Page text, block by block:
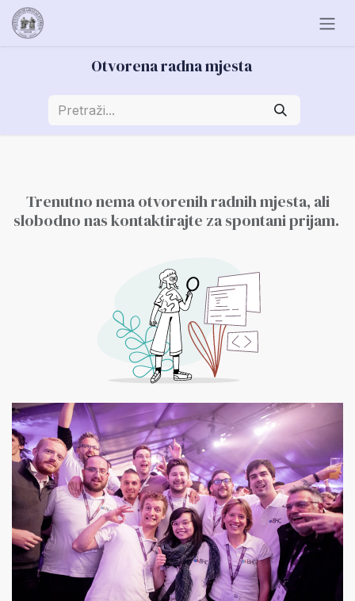
Skip to Content
Otvorena radna mjesta
Trenutno nema otvorenih radnih mjesta, ali
slobodno nas kontaktirajte za spontani prijam.